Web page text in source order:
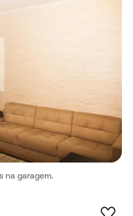
na garagem.